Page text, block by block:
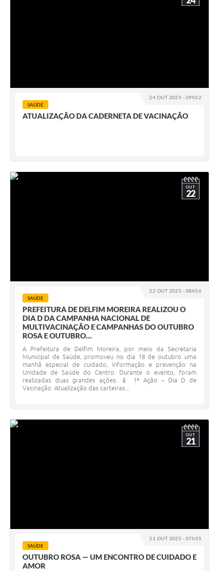
24 OUT 2025 - 09h52
SAÚDE
ATUALIZAÇÃO DA CADERNETA DE VACINAÇÃO
22 OUT 2025 - 08h56
OUT
22
SAÚDE
PREFEITURA DE DELFIM MOREIRA REALIZOU O
DIA D DA CAMPANHA NACIONAL DE
MULTIVACINAÇÃO E CAMPANHAS DO OUTUBRO
ROSA E OUTUBRO...
A Prefeitura de Delfim Moreira, por meio da Secretaria
Municipal de Saúde, promoveu no dia 18 de outubro uma
manhã especial de cuidado, informação e prevenção na
Unidade de Saúde do Centro. Durante o evento, foram
realizadas duas grandes ações: 💉 1ª Ação – Dia D de
Vacinação: Atualização das carteiras...
21 OUT 2025 - 07h35
OUT
21
SAÚDE
OUTUBRO ROSA — UM ENCONTRO DE CUIDADO E
AMOR